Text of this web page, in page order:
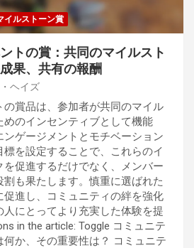
イルストーン賞
トの賞：共同のマイルスト
果、共有の報酬
ヘイズ
の賞品は、参加者が共同のマイル
めのインセンティブとして機能
ンゲージメントとモチベーション
標を設定することで、これらのイ
促進するだけでなく、メンバー
も果たします。慎重に選ばれた
促進し、コミュニティの絆を強化
人にとってより充実した体験を提
in the article: Toggle コミュニテ
何か、その重要性は？ コミュニテ